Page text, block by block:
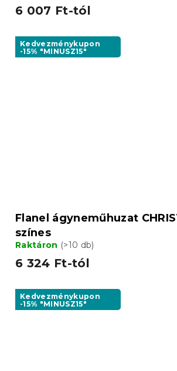
6 007 Ft-tól
Kedvezménykupon
-15% "MINUSZ15"
Flanel ágyneműhuzat
színes
Raktáron (>10 db)
6 324 Ft-tól
Kedvezménykupon
-15% "MINUSZ15"